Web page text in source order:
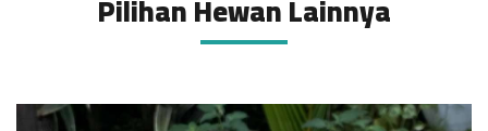
Pilihan Hewan Lainnya